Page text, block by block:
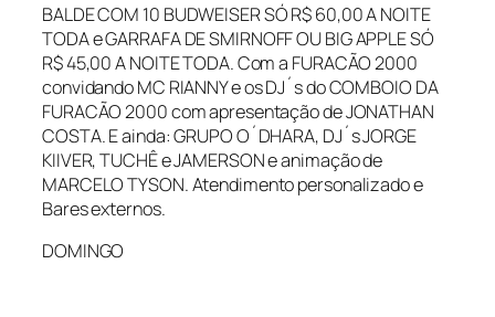
BALDE COM 10 BUDWEISER SÓ R$ 60,00 A NOITE
TODA e GARRAFA DE SMIRNOFF OU BIG APPLE SÓ
R$ 45,00 A NOITE TODA. Com a FURACÃO 2000
convidando MC RIANNY e os DJ´s do COMBOIO DA
FURACÃO 2000 com apresentação de JONATHAN
COSTA. E ainda: GRUPO O´DHARA, DJ´s JORGE
KIIVER, TUCHÊ e JAMERSON e animação de
MARCELO TYSON. Atendimento personalizado e
Bares externos.
DOMINGO